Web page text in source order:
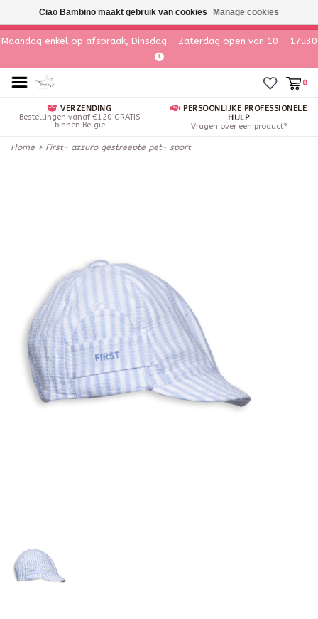
Maandag enkel op afspraak, Dinsdag - Zaterdag open van 10 - 17u30
0
VERZENDING
Bestellingen vanaf €120 GRATIS
binnen België
PERSOONLIJKE PROFESSIONELE
HULP
Vragen over een product?
Home > First- azzuro gestreepte pet- sport
Ciao Bambino maakt gebruik van cookies Manage cookies